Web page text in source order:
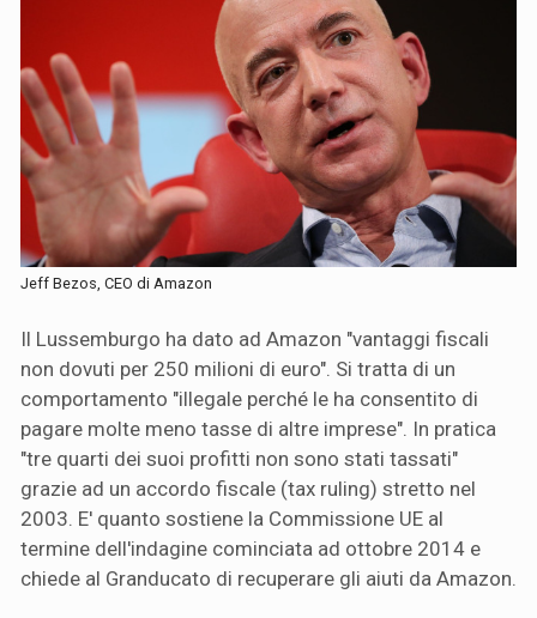
Jeff Bezos, CEO di Amazon
Il Lussemburgo ha dato ad Amazon "vantaggi fiscali
non dovuti per 250 milioni di euro". Si tratta di un
comportamento "illegale perché le ha consentito di
pagare molte meno tasse di altre imprese". In pratica
"tre quarti dei suoi profitti non sono stati tassati"
grazie ad un accordo fiscale (tax ruling) stretto nel
2003. E' quanto sostiene la Commissione UE al
termine dell'indagine cominciata ad ottobre 2014 e
chiede al Granducato di recuperare gli aiuti da Amazon.